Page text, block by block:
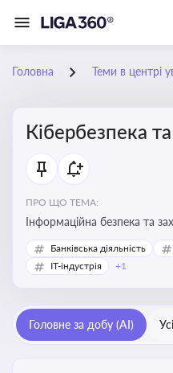
Головна Теми в центрі
Кібербезпека
ПРО ЩО ТЕМА:
Інформаційна безпека та
на підприємстві
Банківська діяльність
IT-індустрія
+1
Головне за добу (AI)